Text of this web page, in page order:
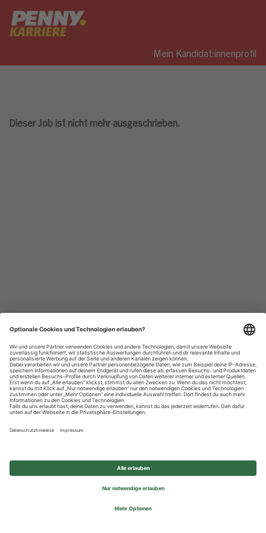
Mein Kandidat:innenprofil
Dieser Job ist nicht mehr ausgeschrieben.
Datenschutzhinweise
Impressum
Privatsphäre-Einstellungen
© 2026 REWE Group - All rights reserved